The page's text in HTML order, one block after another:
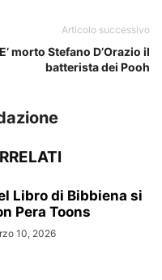
Articolo successivo
E’ morto Stefano D’Orazio il
batterista dei Pooh
Libro di Bibbiena si
Pera Toons
10, 2026